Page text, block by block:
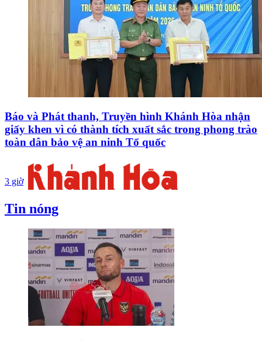
Báo và Phát thanh, Truyền hình Khánh Hòa nhận
giấy khen vì có thành tích xuất sắc trong phong trào
toàn dân bảo vệ an ninh Tổ quốc
3 giờ
Tin nóng